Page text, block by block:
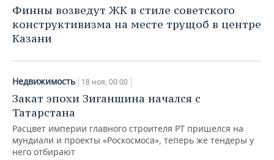
Финны возведут ЖК в стиле советского
конструктивизма на месте трущоб в центре
Казани
Недвижимость 18 ноя, 00:00
Закат эпохи Зиганшина начался с
Татарстана
Расцвет империи главного строителя РТ пришелся на
мундиали и проекты «Роскосмоса», теперь же тендеры у
него отбирают